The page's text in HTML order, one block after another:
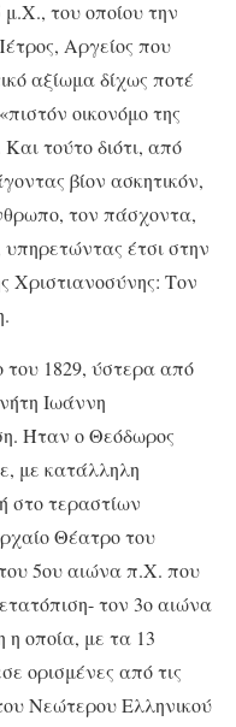
μ.Χ., του οποίου την
Αργείος που
αξίωμα δίχως ποτέ
οικονόμο της
τούτο διότι, από
βίον ασκητικόν,
τον πάσχοντα,
έτσι στην
Χριστιανοσύνης: Τον
του 1829, ύστερα από
Ιωάννη
Ήταν ο Θεόδωρος
με κατάλληλη
στο τεραστίων
Θέατρο του
5ου αιώνα π.Χ. που
τον 3ο αιώνα
οποία, με τα 13
ορισμένες από τις
Νεώτερου Ελληνικού